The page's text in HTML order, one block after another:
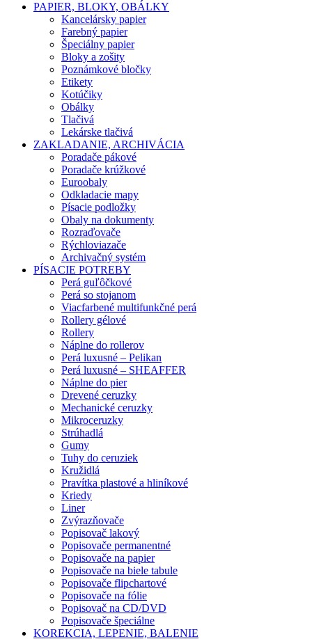
PAPIER, BLOKY, OBÁLKY
Kancelársky papier
Farebný papier
Špeciálny papier
Bloky a zošity
Poznámkové bločky
Etikety
Kotúčiky
Obálky
Tlačivá
Lekárske tlačivá
ZAKLADANIE, ARCHIVÁCIA
Poradače pákové
Poradače krúžkové
Euroobaly
Odkladacie mapy
Písacie podložky
Obaly na dokumenty
Rozraďovače
Rýchloviazače
Archivačný systém
PÍSACIE POTREBY
Perá guľôčkové
Perá so stojanom
Viacfarbené multifunkčné perá
Rollery gélové
Rollery
Náplne do rollerov
Perá luxusné – Pelikan
Perá luxusné – SHEAFFER
Náplne do pier
Drevené ceruzky
Mechanické ceruzky
Mikroceruzky
Strúhadlá
Gumy
Tuhy do ceruziek
Kružidlá
Pravítka plastové a hliníkové
Kriedy
Liner
Zvýrazňovače
Popisovač lakový
Popisovače permanentné
Popisovače na papier
Popisovače na biele tabule
Popisovače flipchartové
Popisovače na fólie
Popisovač na CD/DVD
Popisovače špeciálne
KOREKCIA, LEPENIE, BALENIE